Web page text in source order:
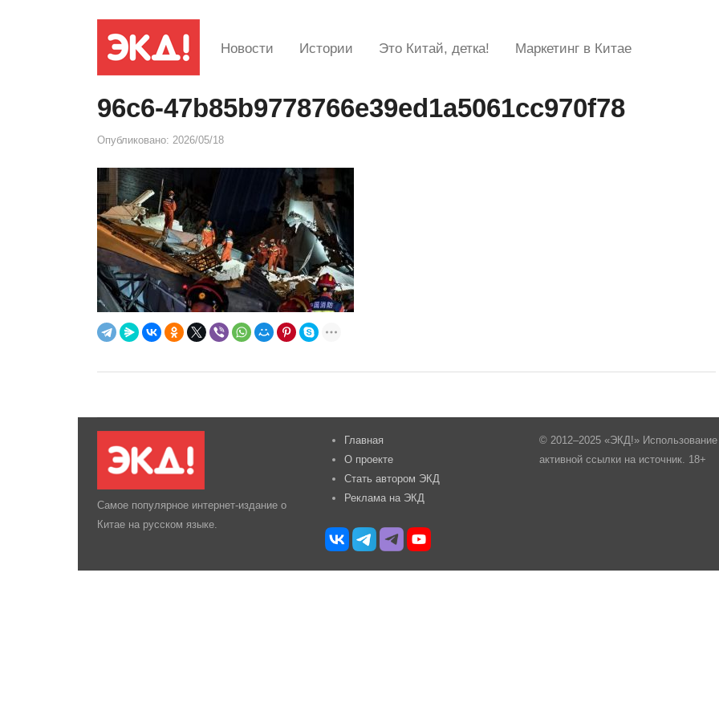
Новости Истории Это Китай, детка! Маркетинг в Китае
96c6-47b85b9778766e39ed1a5061cc970f78
Опубликовано: 2026/05/18
Самое популярное интернет-издание о
Китае на русском языке.
Главная
О проекте
Стать автором ЭКД
Реклама на ЭКД
© 2012–2025 «ЭКД!»
активной ссылки на источник. 18+